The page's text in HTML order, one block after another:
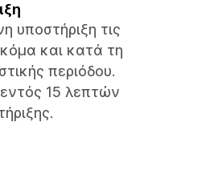
υποστήριξη τις
και κατά τη
περιόδου.
15 λεπτών